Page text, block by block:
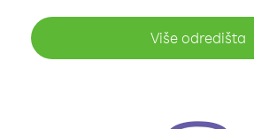
Više odredišta